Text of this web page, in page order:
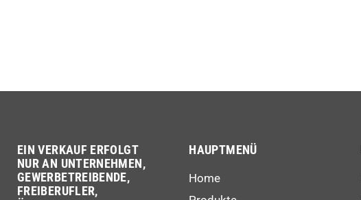
EIN VERKAUF ERFOLGT
NUR AN UNTERNEHMEN,
GEWERBETREIBENDE,
FREIBERUFLER,
HAUPTMENÜ
Home